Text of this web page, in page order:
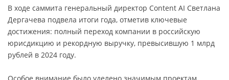
В ходе саммита генеральный директор Content AI Светлана
Дергачева подвела итоги года, отметив ключевые
достижения: полный переход компании в российскую
юрисдикцию и рекордную выручку, превысившую 1 млрд
рублей в 2024 году.